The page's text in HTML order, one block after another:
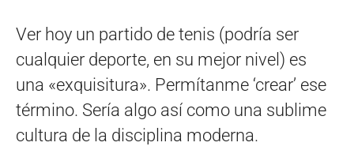
Ver hoy un partido de tenis (podría ser
cualquier deporte, en su mejor nivel) es
una «exquisitura». Permítanme ‘crear’ ese
término. Sería algo así como una sublime
cultura de la disciplina moderna.